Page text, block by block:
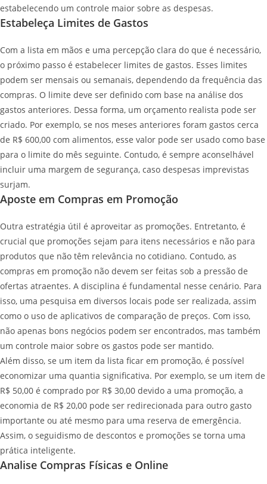
estabelecendo um controle maior sobre as despesas.
Estabeleça Limites de Gastos
Com a lista em mãos e uma percepção clara do que é necessário,
o próximo passo é estabelecer limites de gastos. Esses limites
podem ser mensais ou semanais, dependendo da frequência das
compras. O limite deve ser definido com base na análise dos
gastos anteriores. Dessa forma, um orçamento realista pode ser
criado. Por exemplo, se nos meses anteriores foram gastos cerca
de R$ 600,00 com alimentos, esse valor pode ser usado como base
para o limite do mês seguinte. Contudo, é sempre aconselhável
incluir uma margem de segurança, caso despesas imprevistas
surjam.
Aposte em Compras em Promoção
Outra estratégia útil é aproveitar as promoções. Entretanto, é
crucial que promoções sejam para itens necessários e não para
produtos que não têm relevância no cotidiano. Contudo, as
compras em promoção não devem ser feitas sob a pressão de
ofertas atraentes. A disciplina é fundamental nesse cenário. Para
isso, uma pesquisa em diversos locais pode ser realizada, assim
como o uso de aplicativos de comparação de preços. Com isso,
não apenas bons negócios podem ser encontrados, mas também
um controle maior sobre os gastos pode ser mantido.
Além disso, se um item da lista ficar em promoção, é possível
economizar uma quantia significativa. Por exemplo, se um item de
R$ 50,00 é comprado por R$ 30,00 devido a uma promoção, a
economia de R$ 20,00 pode ser redirecionada para outro gasto
importante ou até mesmo para uma reserva de emergência.
Assim, o seguidismo de descontos e promoções se torna uma
prática inteligente.
Analise Compras Físicas e Online